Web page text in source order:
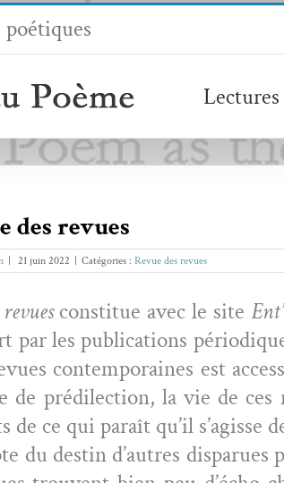
Lectures
des revues
21 juin 2022 Catégories : Revue des revues
con­stitue avec le site
par les pub­li­ca­tions
con­tem­po­raines est
de prédilec­tion, la vie de
de ce qui paraît qu’il
du des­tin d’autres